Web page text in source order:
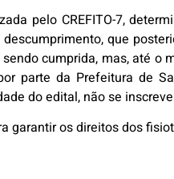
pelo CREFITO-7,
que
cumprida, mas, até o
parte da Prefeitura de
do edital, não se
garantir os direitos dos